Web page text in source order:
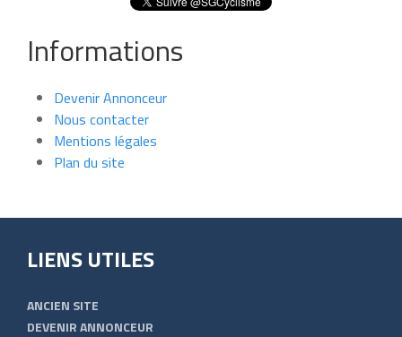
Informations
Devenir Annonceur
Nous contacter
Mentions légales
Plan du site
LIENS UTILES
ANCIEN SITE
DEVENIR ANNONCEUR